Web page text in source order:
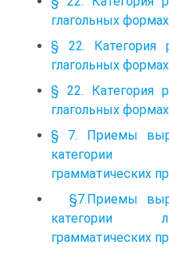
глагольных
§ 22. Категория
глагольных
§ 22. Категория
глагольных
§ 7. Приемы
категории
грамматических
§7.Приемы
категории
грамматических